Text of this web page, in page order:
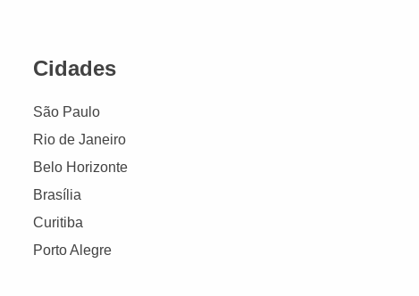
Cidades
São Paulo
Rio de Janeiro
Belo Horizonte
Brasília
Curitiba
Porto Alegre